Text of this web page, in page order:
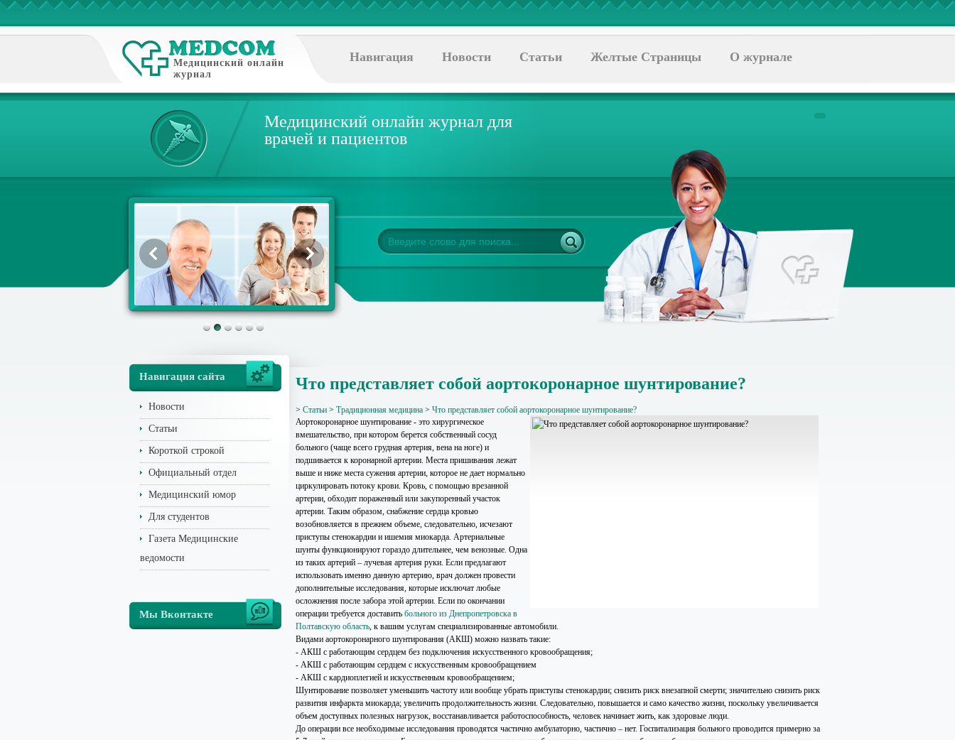
Медицинский онлайн
журнал
Навигация Новости Статьи Желтые Страницы О журнале
Медицинский онлайн журнал для
врачей и пациентов
Навигация сайта
Новости
Статьи
Короткой строкой
Официальный отдел
Медицинский юмор
Для студентов
Газета Медицинские
ведомости
Мы Вконтакте
Что представляет собой аортокоронарное шунтирование?
> Статьи > Традиционная медицина > Что представляет собой аортокоронарное шунтирование?
Аортокоронарное шунтирование - это хирургическое
вмешательство, при котором берется собственный сосуд
больного (чаще всего грудная артерия, вена на ноге) и
подшивается к коронарной артерии. Места пришивания лежат
выше и ниже места сужения артерии, которое не дает нормально
циркулировать потоку крови. Кровь, с помощью врезанной
артерии, обходит пораженный или закупоренный участок
артерии. Таким образом, снабжение сердца кровью
возобновляется в прежнем объеме, следовательно, исчезают
приступы стенокардии и ишемия миокарда. Артериальные
шунты функционируют гораздо длительнее, чем венозные. Одна
из таких артерий – лучевая артерия руки. Если предлагают
использовать именно данную артерию, врач должен провести
дополнительные исследования, которые исключат любые
осложнения после забора этой артерии. Если по окончании
операции требуется доставить больного из Днепропетровска в
Полтавскую область, к вашим услугам специализированные автомобили.
Видами аортокоронарного шунтирования (АКШ) можно назвать такие:
- АКШ с работающим сердцем без подключения искусственного кровообращения;
- АКШ с работающим сердцем с искусственным кровообращением
- АКШ с кардиоплегией и искусственным кровообращением;
Шунтирование позволяет уменьшить частоту или вообще убрать приступы стенокардии; снизить риск внезапной смерти; значительно снизить риск
развития инфаркта миокарда; увеличить продолжительность жизни. Следовательно, повышается и само качество жизни, поскольку увеличивается
объем доступных полезных нагрузок, восстанавливается работоспособность, человек начинает жить, как здоровые люди.
До операции все необходимые исследования проводятся частично амбулаторно, частично – нет. Госпитализация больного проводится примерно за